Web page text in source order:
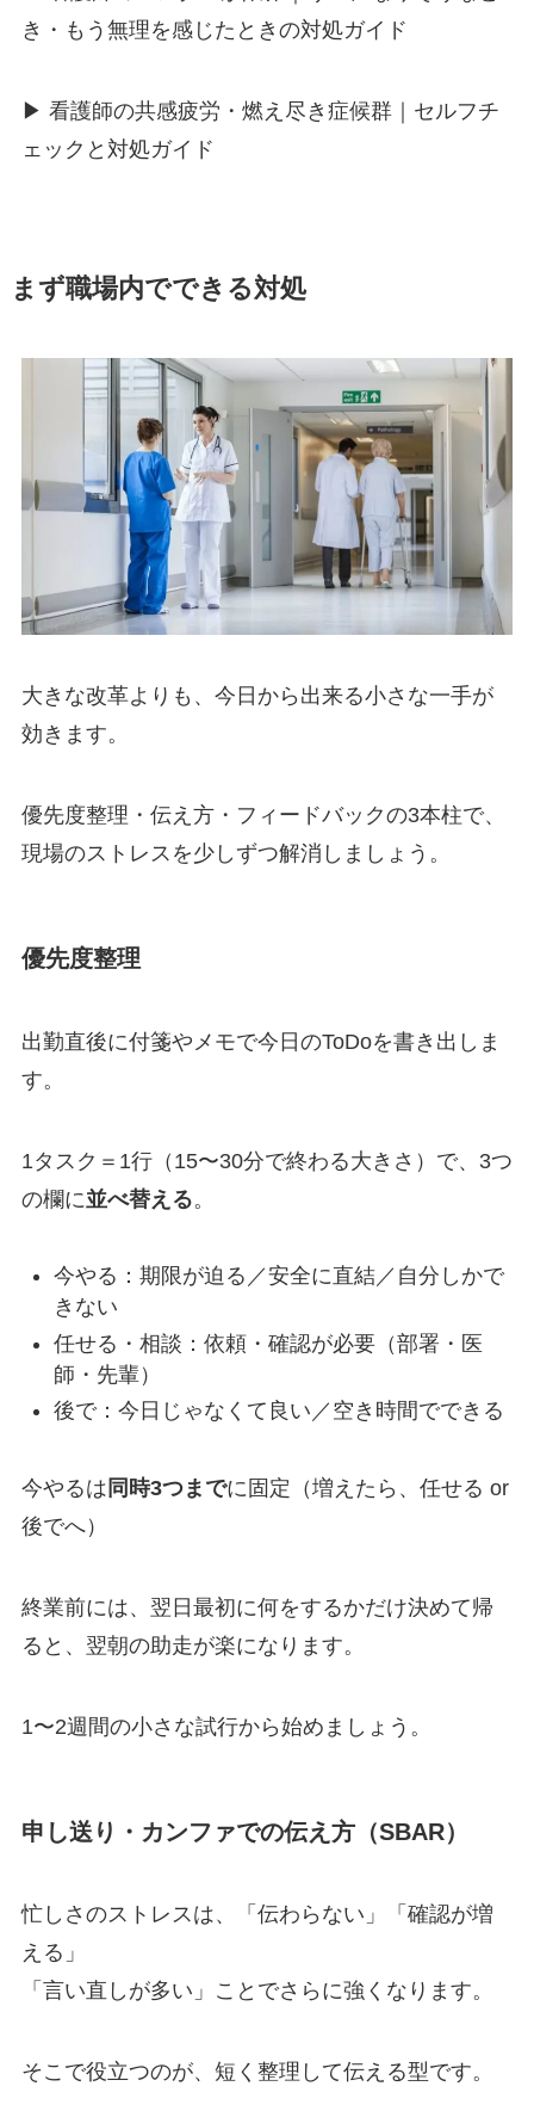
き・もう無理を感じたときの対処ガイド
▶ 看護師の共感疲労・燃え尽き症候群｜セルフチ
ェックと対処ガイド
まず職場内でできる対処
大きな改革よりも、今日から出来る小さな一手が
効きます。
優先度整理・伝え方・フィードバックの3本柱で、
現場のストレスを少しずつ解消しましょう。
優先度整理
出勤直後に付箋やメモで今日のToDoを書き出しま
す。
1タスク＝1行（15〜30分で終わる大きさ）で、3つ
の欄に並べ替える。
今やる：期限が迫る／安全に直結／自分しかで
きない
任せる・相談：依頼・確認が必要（部署・医
師・先輩）
後で：今日じゃなくて良い／空き時間でできる
今やるは 同時3つまでに固定（増えたら、任せる or
後でへ）
終業前には、翌日最初に何をするかだけ決めて帰
ると、翌朝の助走が楽になります。
1〜2週間の小さな試行から始めましょう。
申し送り・カンファでの伝え方（SBAR）
忙しさのストレスは、「伝わらない」「確認が増
える」
「言い直しが多い」ことでさらに強くなります。
そこで役立つのが、短く整理して伝える型です。